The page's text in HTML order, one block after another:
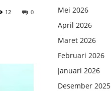
0
12
Mei 2026
April 2026
Maret 2026
Februari 2026
Januari 2026
Desember 2025